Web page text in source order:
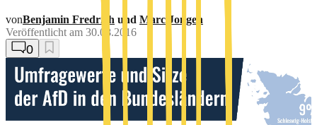
vonBenjamin Fredrich und Marc Jongen
Veröffentlicht am 30.08.2016
0